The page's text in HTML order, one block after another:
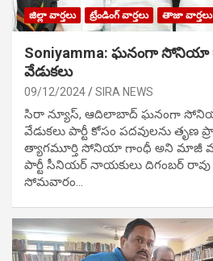
జిల్లా వార్తలు ట్రేండింగ్ వార్తలు తాజా వార్తలు
Soniyamma: ఘ‌నంగా సోనియా
వేడుక‌లు
09/12/2024 SIRA NEWS
సిరా న్యూస్, ఆదిలాబాద్ ఘ‌నంగా
వేడుక‌లు పార్టీ కోసం ప‌ద‌వుల‌ను తృణ
త్యాగమూర్తి సోనియా గాంధీ అని మాజీ
పార్టీ సీనియ‌ర్ నాయ‌కులు దిగంబ‌ర్
సోమవారం…